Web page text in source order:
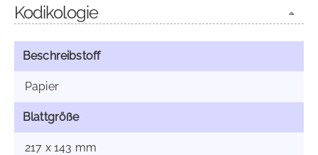
Kodikologie
Beschreibstoff
Papier
Blattgröße
217 x 143 mm